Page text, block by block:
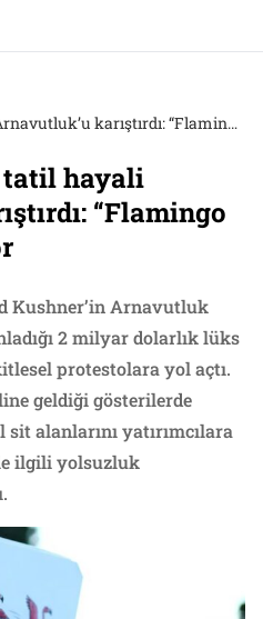
Ivanka Trump’ın tatil hayali Arnavutluk’u karıştırdı: “Flamingo Devrimi” büyüyor
tatil hayali
“Flamingo
Kushner’in Arnavutluk
2 milyar dolarlık lüks
protestolara yol açtı.
geldiği gösterilerde
alanlarını yatırımcılara
ilgili yolsuzluk